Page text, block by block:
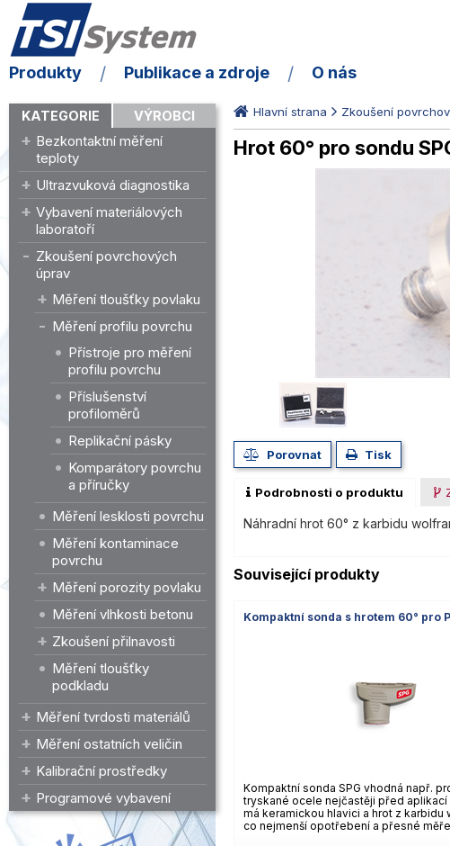
Produkty Publikace a zdroje O nás
KATEGORIE VÝROBCI
Bezkontaktní měření
teploty
Ultrazvuková diagnostika
Vybavení materiálových
laboratoří
Zkoušení povrchových
úprav
Měření tloušťky povlaku
Měření profilu povrchu
Přístroje pro měření
profilu povrchu
Příslušenství
profiloměrů
Replikační pásky
Komparátory povrchu
a příručky
Měření lesklosti povrchu
Měření kontaminace
povrchu
Měření porozity povlaku
Měření vlhkosti betonu
Zkoušení přilnavosti
Měření tloušťky
podkladu
Měření tvrdosti materiálů
Měření ostatních veličin
Kalibrační prostředky
Programové vybavení
Hlavní strana Zkoušení
Hrot 60° pro sondu
Porovnat Tisk
Podrobnosti o produktu
Náhradní hrot 60° z karbidu
Související produkty
Kompaktní sonda s hrotem 60° pro
Kompaktní sonda SPG vhodná např.
tryskané ocele nejčastěji před aplikací
má keramickou hlavici a hrot z karbidu
co nejmenší opotřebení a přesné